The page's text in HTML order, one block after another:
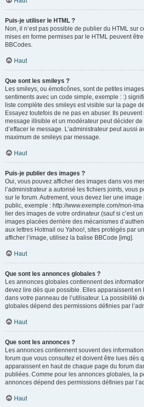
Puis-je utiliser le HTML ?
Non, il n’est pas possible de publier du HTML sur
mises en forme permises par le HTML peuvent
BBCodes.
Haut
Que sont les smileys ?
Les smileys, ou émoticônes, sont de petites
sentiments avec un code simple, exemple : :)
liste complète des smileys est visible sur la page
Essayez toutefois de ne pas en abuser. Ils
message illisible et un modérateur peut décider
d’effacer le message. L’administrateur peut aussi
maximum de smileys par message.
Haut
Puis-je publier des images ?
Oui, vous pouvez afficher des images dans vos
l’administrateur a autorisé les fichiers joints, vous
sur le forum. Autrement, vous devez lier une
public, exemple : http://www.exemple.com/mon-
lier des images de votre ordinateur (sauf si c’est
images placées derrière des mécanismes
aux lettres Hotmail ou Yahoo!, sites protégés par
afficher l’image, utilisez la balise BBCode [img].
Haut
Que sont les annonces globales ?
Les annonces globales contiennent des
devez lire dès que possible. Elles apparaissent en
dans votre panneau de l’utilisateur. La possibilité
globales dépend des permissions définies par
Haut
Que sont les annonces ?
Les annonces contiennent souvent des
forum que vous consultez et doivent être lues dès
apparaissent en haut de chaque page du forum
publiées. Comme pour les annonces globales, la
annonces dépend des permissions définies par
Haut